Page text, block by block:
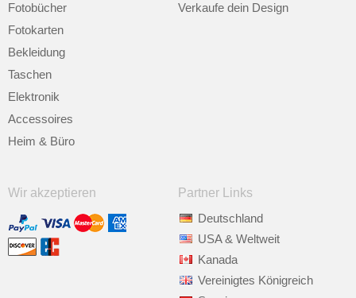
Fotobücher
Fotokarten
Bekleidung
Taschen
Elektronik
Accessoires
Heim & Büro
Verkaufe dein Design
Wir akzeptieren
Partner Links
Deutschland
USA & Weltweit
Kanada
Vereinigtes Königreich